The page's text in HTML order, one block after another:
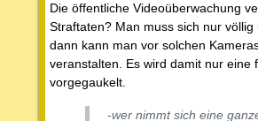
Die öffentliche Videoüberwachung
Straftaten? Man muss sich nur völlig
dann kann man vor solchen
veranstalten. Es wird damit nur eine
vorgegaukelt.
-wer nimmt sich eine